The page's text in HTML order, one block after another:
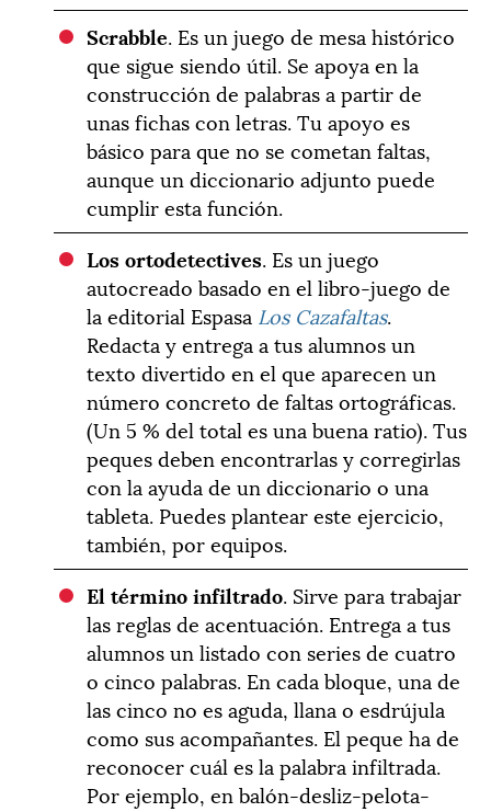
Scrabble. Es un juego de mesa histórico
que sigue siendo útil. Se apoya en la
construcción de palabras a partir de
unas fichas con letras. Tu apoyo es
básico para que no se cometan faltas,
aunque un diccionario adjunto puede
cumplir esta función.
Los ortodetectives. Es un juego
autocreado basado en el libro-juego de
la editorial Espasa Los Cazafaltas.
Redacta y entrega a tus alumnos un
texto divertido en el que aparecen un
número concreto de faltas ortográficas.
(Un 5 % del total es una buena ratio). Tus
peques deben encontrarlas y corregirlas
con la ayuda de un diccionario o una
tableta. Puedes plantear este ejercicio,
también, por equipos.
El término infiltrado. Sirve para trabajar
las reglas de acentuación. Entrega a tus
alumnos un listado con series de cuatro
o cinco palabras. En cada bloque, una de
las cinco no es aguda, llana o esdrújula
como sus acompañantes. El peque ha de
reconocer cuál es la palabra infiltrada.
Por ejemplo, en balón-desliz-pelota-